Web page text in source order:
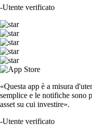
-Utente verificato
«Questa app è a misura
semplice e le notifiche sono
asset su cui investire».
-Utente verificato